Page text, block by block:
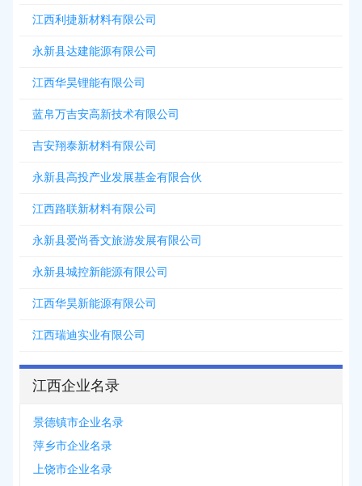
江西利捷新材料有限公司
永新县达建能源有限公司
江西华昊锂能有限公司
蓝帛万吉安高新技术有限公司
吉安翔泰新材料有限公司
永新县高投产业发展基金有限合伙
江西路联新材料有限公司
永新县爱尚香文旅游发展有限公司
永新县城控新能源有限公司
江西华昊新能源有限公司
江西瑞迪实业有限公司
江西企业名录
景德镇市企业名录
萍乡市企业名录
上饶市企业名录